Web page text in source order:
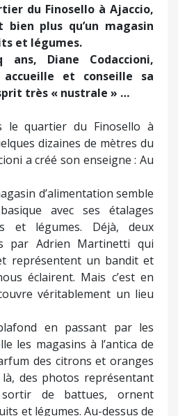
du Finosello à Ajaccio,
plus qu’un magasin
et légumes.
ans, Diane Codaccioni,
et conseille sa
très « nustrale » …
le quartier du Finosello à
dizaines de mètres du
a créé son enseigne : Au
d’alimentation semble
avec ses étalages
et légumes. Déjà, deux
par Adrien Martinetti qui
représentent un bandit et
éclairent. Mais c’est en
véritablement un lieu
en passant par les
les magasins à l’antica de
des citrons et oranges
des photos représentant
de battues, ornent
et légumes. Au-dessus de